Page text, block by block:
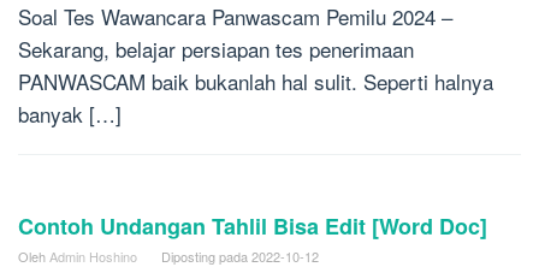
Soal Tes Wawancara Panwascam Pemilu 2024 –
Sekarang, belajar persiapan tes penerimaan
PANWASCAM baik bukanlah hal sulit. Seperti halnya
banyak […]
Contoh Undangan Tahlil Bisa Edit [Word Doc]
Oleh Admin Hoshino Diposting pada 2022-10-12